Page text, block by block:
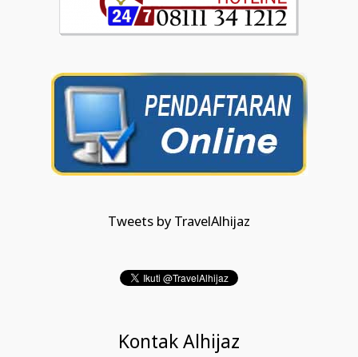
Tweets by TravelAlhijaz
Kontak Alhijaz